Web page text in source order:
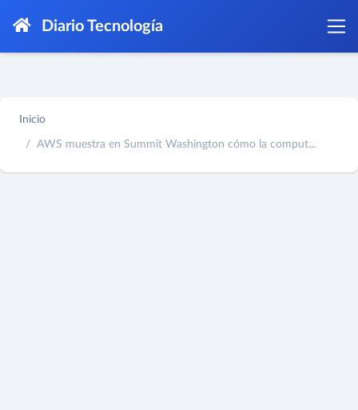
Diario Tecnología
Inicio
AWS muestra en Summit Washington cómo la comput...